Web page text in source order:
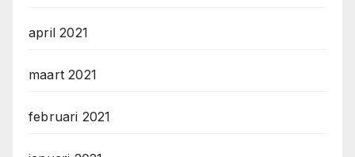
april 2021
maart 2021
februari 2021